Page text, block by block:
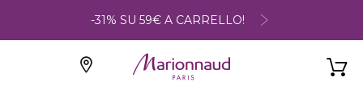
-31% SU 59€ A CARRELLO!